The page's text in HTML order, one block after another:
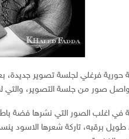
فرغلي لجلسة تصوير جديدة،
صور من جلسة التصوير، والتي
اغلب الصور التي نشرها فضة
طويل برقبه، تاركة شعرها الاسود